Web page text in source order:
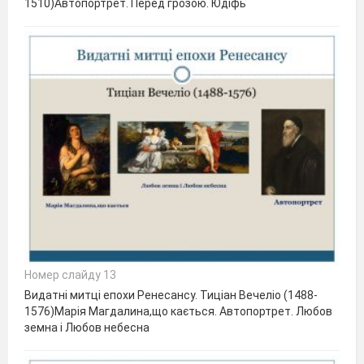
1510)Автопортрет. Перед грозою. Юдіфь
Номер слайду 13
Видатні митці епохи Ренесансу. Тиціан Вечеліо (1488-
1576)Марія Магдалина,що кається. Автопортрет. Любов
земна і Любов небесна